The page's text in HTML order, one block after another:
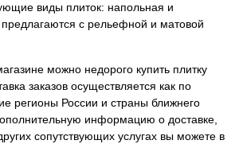
виды плиток: напольная и
с рельефной и матовой
можно недорого купить плитку
заказов осуществляется как по
регионы России и страны ближнего
информацию о доставке,
сопутствующих услугах вы можете в